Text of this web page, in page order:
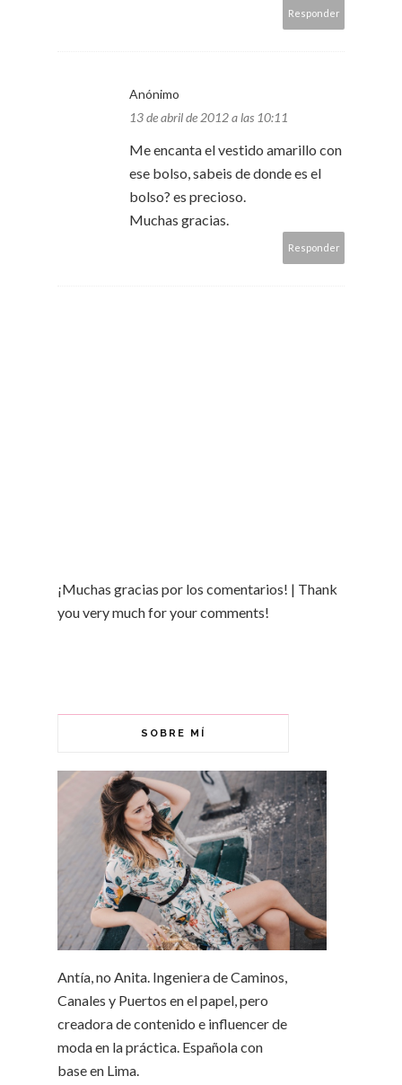
Responder
Anónimo
13 de abril de 2012 a las 10:11
Me encanta el vestido amarillo con
ese bolso, sabeis de donde es el
bolso? es precioso.
Muchas gracias.
Responder
¡Muchas gracias por los comentarios! | Thank
you very much for your comments!
SOBRE MÍ
Antía, no Anita. Ingeniera de Caminos,
Canales y Puertos en el papel, pero
creadora de contenido e influencer de
moda en la práctica. Española con
base en Lima.